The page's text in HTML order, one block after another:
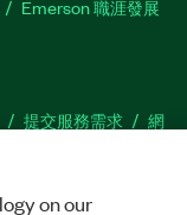
Emerson 職涯發展
提交服務需求
網
on our